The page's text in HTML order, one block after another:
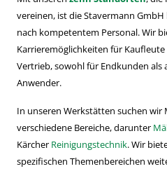
vereinen, ist die Stavermann
nach kompetentem Personal. Wir
Karrieremöglichkeiten für
Vertrieb, sowohl für Endkunden als
Anwender.
In unseren Werkstätten suchen
verschiedene Bereiche, darunter
Kärcher Reinigungstechnik. Wir
spezifischen Themenbereichen